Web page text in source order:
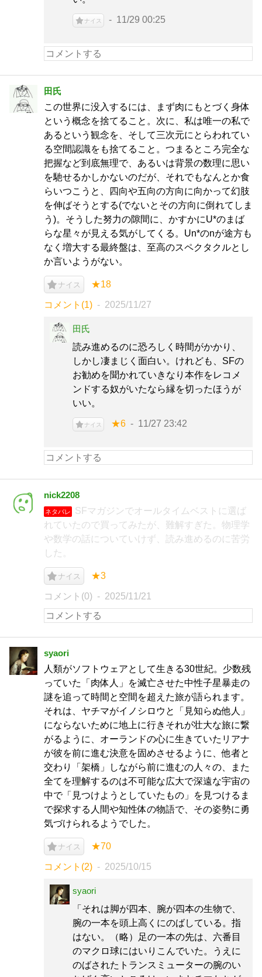
ナイス 11/29 00:25
田氏
この世界に没入するには、まず肉にもとづく身体
という概念を捨てること。次に、私は唯一の私で
あるという観念を、そして三次元にとらわれてい
る空間認識をも捨てること。つまるところ完全な
把握など到底無理で、あるいは背景の数理に思い
を馳せるかしかないのだが、それでもなんとか食
らいつこうと、四向や五向の方向に向かって幻肢
を伸ばそうとする(でないとその方向に倒れてしま
う)。そうした努力の隙間に、かすかにU*のまば
らな星々が見える気がしてくる。Un*のnが途方も
なく増大する最終盤は、至高のスペクタクルとし
か言いようがない。
ナイス ★18
コメント(1) 2025/11/27
田氏
読み進めるのに恐ろしく時間がかかり、
しかし凄まじく面白い。けれども、SFの
お勧めを聞かれていきなり本作をレコメ
ンドする奴がいたなら縁を切ったほうが
いい。
ナイス ★6 11/27 23:42
nick2208
ネタバレ
SFマガジンでオールタイムベストに選ば
れていたので買ってみたが、難解すぎた。物理学
や数学の話についていけず、読み進めるのに苦労
した。
ナイス ★3
コメント(0) 2025/11/21
syaori
人類がソフトウェアとして生きる30世紀。少数残
っていた「肉体人」を滅亡させた中性子星暴走の
謎を追って時間と空間を超えた旅が語られます。
それは、ヤチマがイノシロウと「見知らぬ他人」
にならないために地上に行きそれが壮大な旅に繋
がるように、オーランドの心に生きていたリアナ
が彼を前に進む決意を固めさせるように、他者と
交わり「架橋」しながら前に進むの人々の、また
全てを理解するのは不可能な広大で深遠な宇宙の
中で「見つけようとしていたもの」を見つけるま
で探求する人間や知性体の物語で、その姿勢に勇
気づけられるようでした。
ナイス ★70
コメント(2) 2025/10/15
syaori
「それは脚が四本、腕が四本の生物で、
腕の一本を頭上高くにのばしている。指
はない。（略）足の一本の先は、六番目
のマクロ球にはいりこんでいた。うえに
のばされたトランスミューターの腕のい